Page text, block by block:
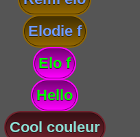
Elodie f
Elo f
Hello
Cool couleur